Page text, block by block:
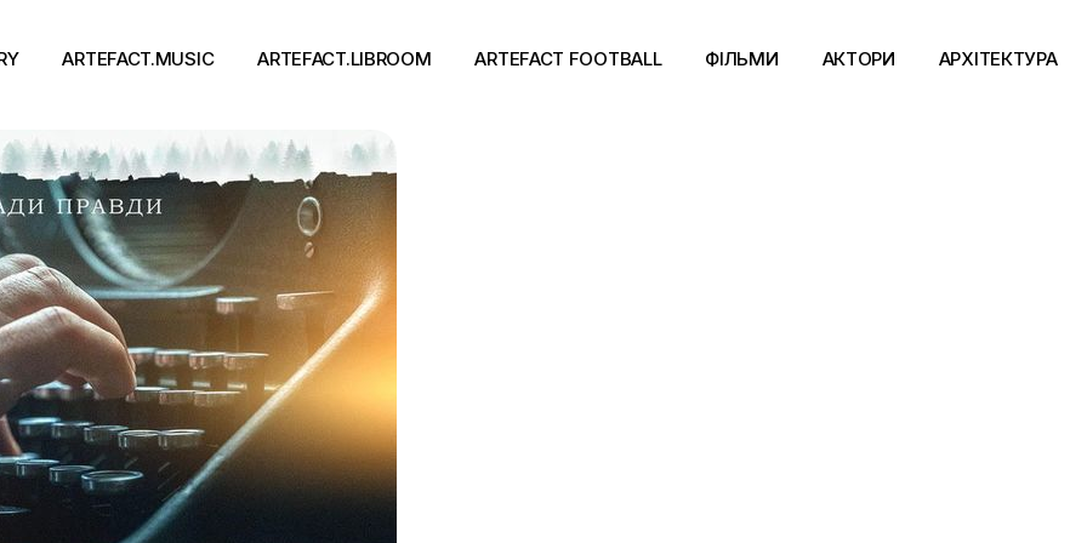
ARTEFACT.MUSIC
Виконавці
Альбоми
Концерти
ARTEFACT.LIBROOM
Книги
Письменники
Події
ARTEFACT FOOTBALL ФІЛЬМИ АКТОРИ АРХІТЕКТУРА